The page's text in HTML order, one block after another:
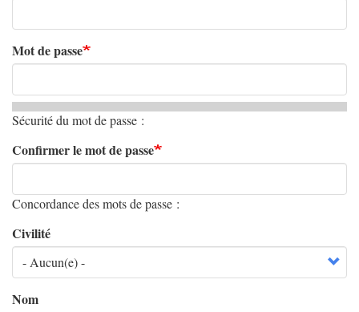
Mot de passe
Sécurité du mot de passe :
Confirmer le mot de passe
Concordance des mots de passe :
Civilité
Nom